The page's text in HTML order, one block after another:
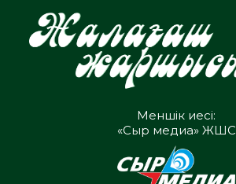
Меншік иесі:
«Сыр медиа» ЖШС